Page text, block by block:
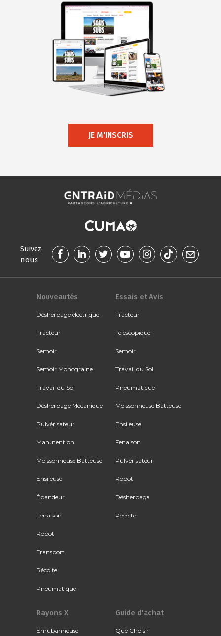
JE M'INSCRIS
Suivez-
nous
Nouveautés
Désherbage électrique
Tracteur
Semoir
Semoir Monograine
Travail du Sol
Désherbage Mécanique
Pulvérisateur
Manutention
Moissonneuse Batteuse
Ensileuse
Épandeur
Fenaison
Robot
Transport
Récolte
Pneumatique
Essais et Avis
Tracteur
Télescopique
Semoir
Travail du Sol
Pneumatique
Moissonneuse Batteuse
Ensileuse
Fenaison
Pulvérisateur
Robot
Désherbage
Récolte
Rayons X
Enrubanneuse
Guide d'achat
Que Choisir